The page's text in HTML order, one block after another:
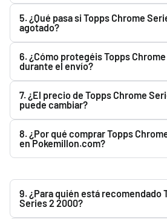
distribuya precintado, recibirás
2000 sellado de fábrica.
estimado de entrega es de 1 a 3 días
5. ¿Qué pasa si Topps Chrome
agotado?
enviaremos un email cuando vuelva
6. ¿Cómo protegéis Topps
durante el envío?
utilizamos material de protección
Chrome Series 2 2000 durante el
7. ¿El precio de Topps Chrome
puede cambiar?
según la disponibilidad, reposiciones
mercado. El precio mostrado en la
8. ¿Por qué comprar Topps
en Pokemillon.com?
rápido y embalaje protegido.
9. ¿Para quién está recomendado
Series 2 2000?